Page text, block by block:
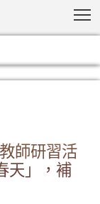
師研習活
天」，補